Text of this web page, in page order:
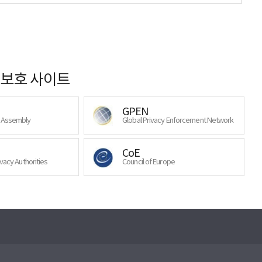
호 사이트
GPEN
Global Privacy Enforcement Network
Authorities
CoE
Council of Europe